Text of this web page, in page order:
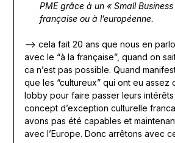
PME grâce à un « Small
française ou à l’européenne.
—> cela fait 20 ans que nous en
avec le “à la française”, quand on
ca n’est pas possible. Quand
que les “cultureux” qui ont eu assez
lobby pour faire passer leurs
concept d’exception culturelle
avons pas été capables et
avec l’Europe. Donc arrêtons avec